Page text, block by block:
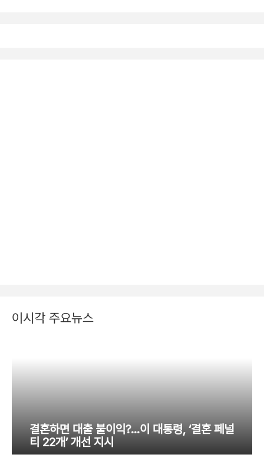
이시각 주요뉴스
결혼하면 대출 불이익?…이 대통령, ‘결혼 페널
티 22개’ 개선 지시